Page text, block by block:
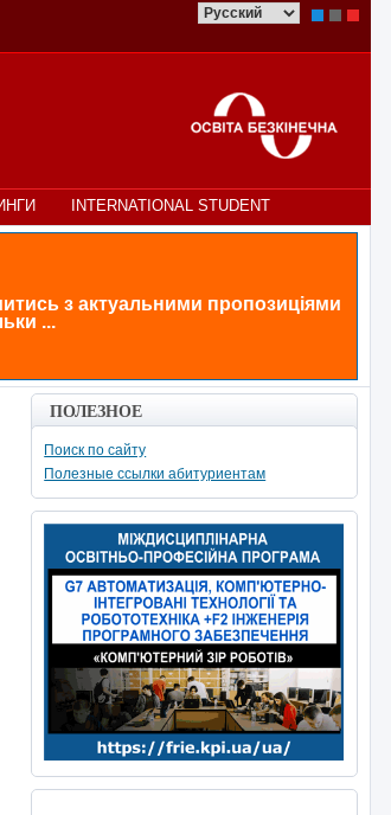
INTERNATIONAL STUDENT
з актуальними пропозиціями
...
ПОЛЕЗНОЕ
Поиск по сайту
Полезные ссылки абитуриентам